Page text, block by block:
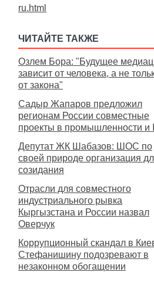
ru.html
ЧИТАЙТЕ ТАКЖЕ
Озлем Бора: "Будущее
зависит от человека, а не
от закона"
Садыр Жапаров предложил
регионам России совместные
проекты в промышленности и
Депутат ЖК Шабазов: ШОС по
своей природе организация
созидания
Отрасли для совместного
индустриального рывка
Кыргызстана и России назвал
Оверчук
Коррупционный скандал в
Стефанишину подозревают в
незаконном обогащении